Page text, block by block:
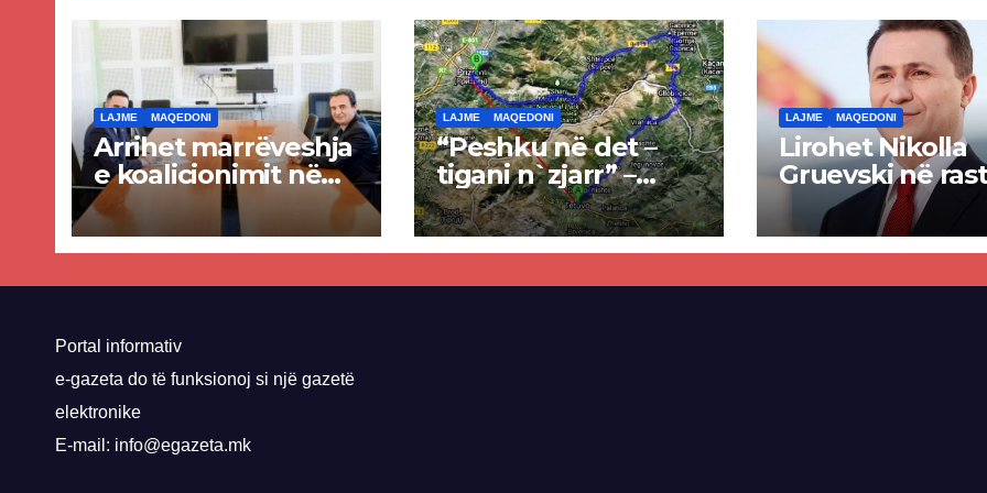
LAJME MAQEDONI
Arrihet marrëveshja
e koalicionimit në
parim mes Kurtit
dhe Abdixhikut
LAJME MAQEDONI
“Peshku në det –
tigani n`zjarr” –
Ende pa u kryer
projekti i tunelit,
komuna e Tetovës
nis punimet për
LAJME MAQEDONI
Lirohet Nikolla
Gruevski në
“Talir 2”,
rrëzon akuzat
ndërtimin e
paligjshëm të
Portal informativ
e-gazeta do të funksionoj si një gazetë
elektronike
E-mail: info@egazeta.mk